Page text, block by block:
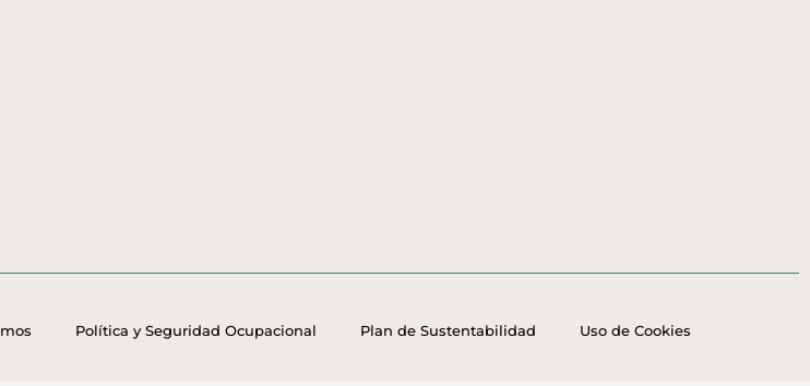
Política y Seguridad Ocupacional Plan de Sustentabilidad Uso de Cookies